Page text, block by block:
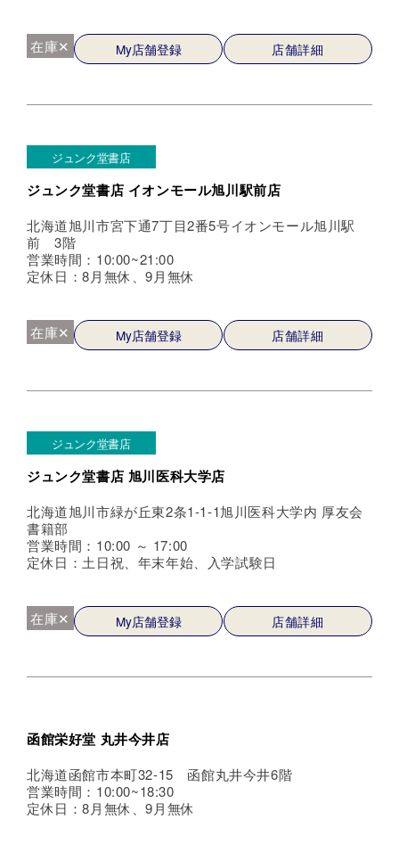
在庫✕ My店舗登録 店舗詳細
ジュンク堂書店
ジュンク堂書店 イオンモール旭川駅前店
北海道旭川市宮下通7丁目2番5号イオンモール旭川駅
前 3階
営業時間：10:00~21:00
定休日：8月無休、9月無休
在庫✕ My店舗登録 店舗詳細
ジュンク堂書店
ジュンク堂書店 旭川医科大学店
北海道旭川市緑が丘東2条1-1-1旭川医科大学内 厚友会
書籍部
営業時間：10:00 ～ 17:00
定休日：土日祝、年末年始、入学試験日
在庫✕ My店舗登録 店舗詳細
函館栄好堂 丸井今井店
北海道函館市本町32-15 函館丸井今井6階
営業時間：10:00~18:30
定休日：8月無休、9月無休